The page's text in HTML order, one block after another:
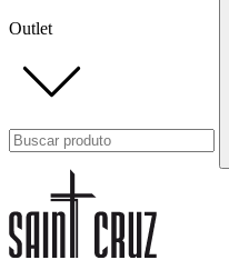
Outlet